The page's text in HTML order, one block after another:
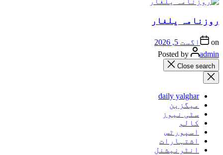
روزنامہ یلغار
on
اگست 5, 2026
Posted by
admin
Close search
daily yalghar
میگزین
سٹی نیوز
کالم
اسپورٹس
اشتہارات
انٹرنیشنل